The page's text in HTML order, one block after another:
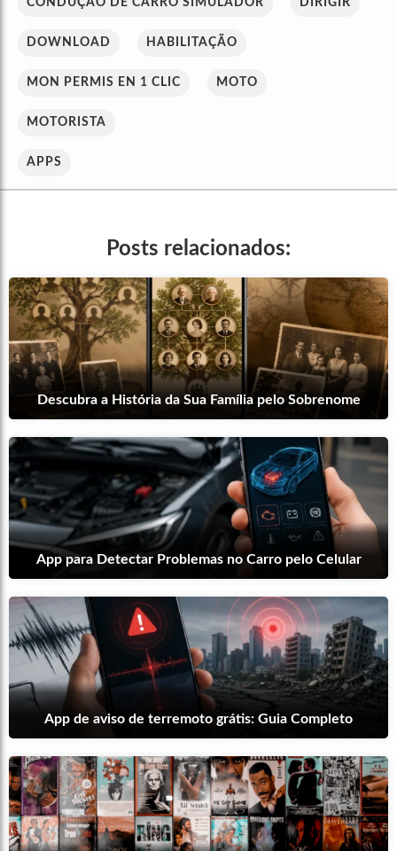
CONDUÇÃO DE CARRO SIMULADOR DIRIGIR
DOWNLOAD HABILITAÇÃO
MON PERMIS EN 1 CLIC MOTO
MOTORISTA
APPS
Posts relacionados:
Descubra a História da Sua Família pelo Sobrenome
App para Detectar Problemas no Carro pelo Celular
App de aviso de terremoto grátis: Guia Completo